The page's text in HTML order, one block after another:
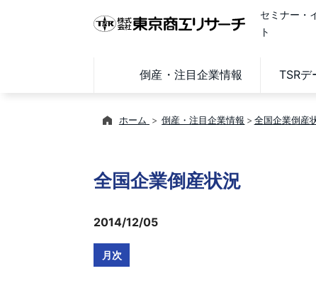
セミナー・
ト
倒産・注目企業情報 TSRデ
ホーム 倒産・注目企業情報 全国企業倒産
全国企業倒産状況
2014/12/05
月次